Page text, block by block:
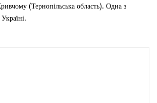
(Тернопільська область). Одна з